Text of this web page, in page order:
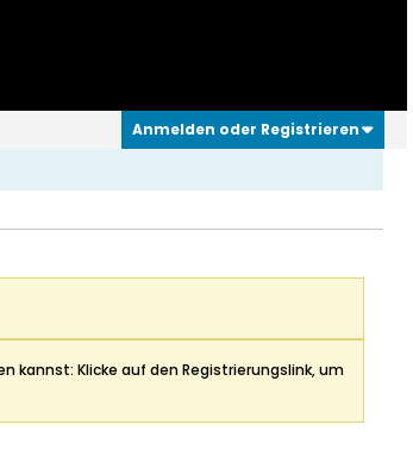
Anmelden oder Registrieren
kannst: Klicke auf den Registrierungslink, um